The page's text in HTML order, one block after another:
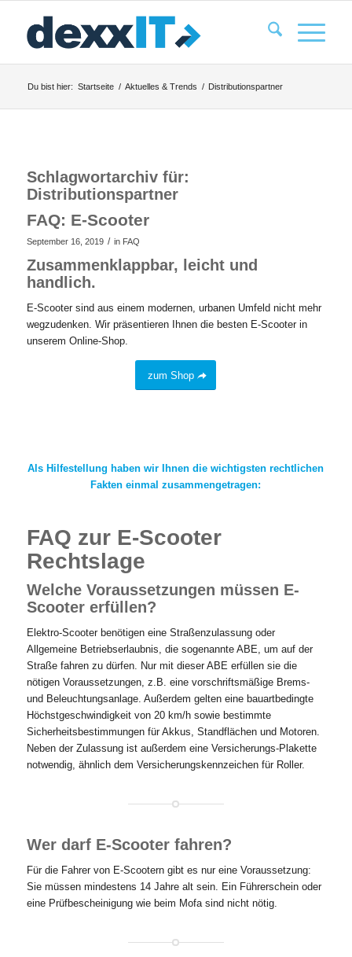
Du bist hier: Startseite / Aktuelles & Trends / Distributionspartner
Schlagwortarchiv für:
Distributionspartner
FAQ: E-Scooter
September 16, 2019 / in FAQ
Zusammenklappbar, leicht und
handlich.
E-Scooter sind aus einem modernen, urbanen Umfeld nicht mehr
wegzudenken. Wir präsentieren Ihnen die besten E-Scooter in
unserem Online-Shop.
zum Shop
Als Hilfestellung haben wir Ihnen die wichtigsten rechtlichen
Fakten einmal zusammengetragen:
FAQ zur E-Scooter
Rechtslage
Welche Voraussetzungen müssen E-
Scooter erfüllen?
Elektro-Scooter benötigen eine Straßenzulassung oder
Allgemeine Betriebserlaubnis, die sogenannte ABE, um auf der
Straße fahren zu dürfen. Nur mit dieser ABE erfüllen sie die
nötigen Voraussetzungen, z.B. eine vorschriftsmäßige Brems-
und Beleuchtungsanlage. Außerdem gelten eine bauartbedingte
Höchstgeschwindigkeit von 20 km/h sowie bestimmte
Sicherheitsbestimmungen für Akkus, Standflächen und Motoren.
Neben der Zulassung ist außerdem eine Versicherungs-Plakette
notwendig, ähnlich dem Versicherungskennzeichen für Roller.
Wer darf E-Scooter fahren?
Für die Fahrer von E-Scootern gibt es nur eine Voraussetzung:
Sie müssen mindestens 14 Jahre alt sein. Ein Führerschein oder
eine Prüfbescheinigung wie beim Mofa sind nicht nötig.